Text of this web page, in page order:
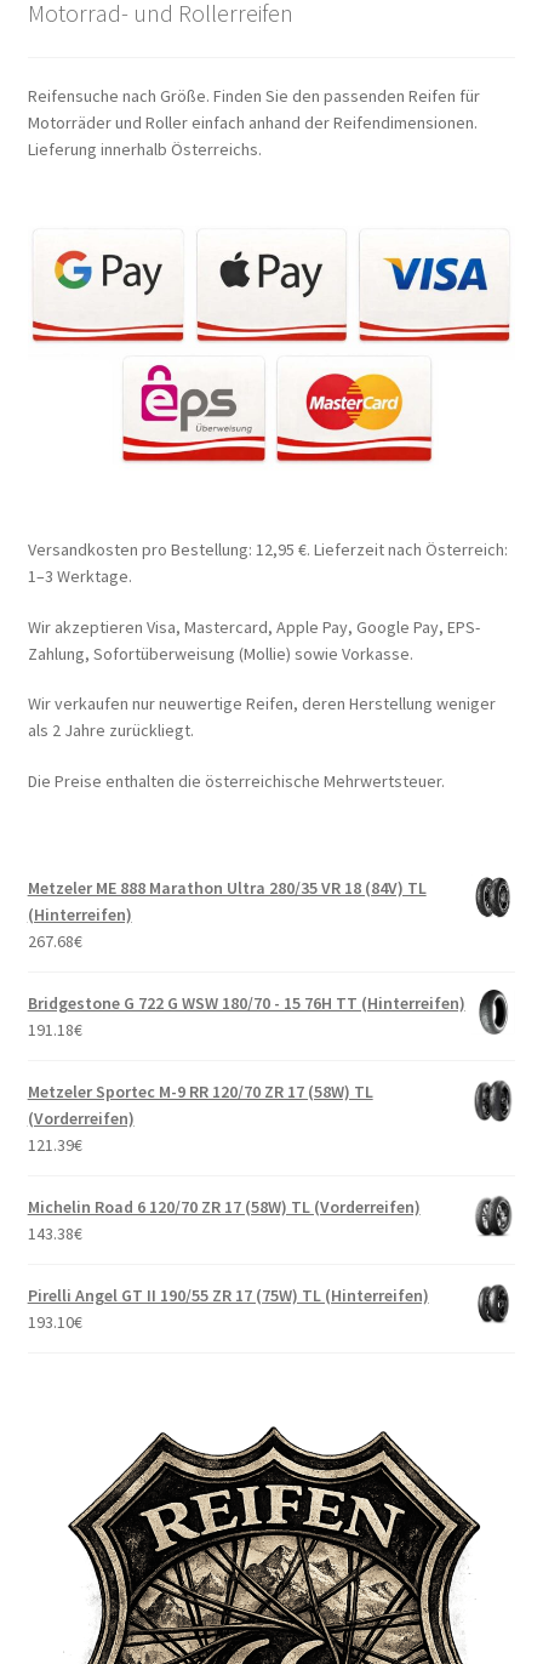
Motorrad- und Rollerreifen
Reifensuche nach Größe. Finden Sie den passenden Reifen für
Motorräder und Roller einfach anhand der Reifendimensionen.
Lieferung innerhalb Österreichs.
Versandkosten pro Bestellung: 12,95 €. Lieferzeit nach Österreich:
1–3 Werktage.
Wir akzeptieren Visa, Mastercard, Apple Pay, Google Pay, EPS-
Zahlung, Sofortüberweisung (Mollie) sowie Vorkasse.
Wir verkaufen nur neuwertige Reifen, deren Herstellung weniger
als 2 Jahre zurückliegt.
Die Preise enthalten die österreichische Mehrwertsteuer.
Metzeler ME 888 Marathon Ultra 280/35 VR 18 (84V) TL
(Hinterreifen)
267.68€
Bridgestone G 722 G WSW 180/70 - 15 76H TT (Hinterreifen)
191.18€
Metzeler Sportec M-9 RR 120/70 ZR 17 (58W) TL
(Vorderreifen)
121.39€
Michelin Road 6 120/70 ZR 17 (58W) TL (Vorderreifen)
143.38€
Pirelli Angel GT II 190/55 ZR 17 (75W) TL (Hinterreifen)
193.10€